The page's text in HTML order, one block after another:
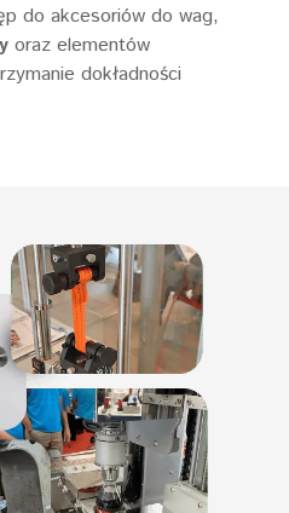
do akcesoriów do wag,
oraz elementów
dokładności